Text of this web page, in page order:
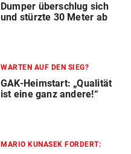
Dumper überschlug sich
und stürzte 30 Meter ab
WARTEN AUF DEN SIEG?
GAK-Heimstart: „Qualität
ist eine ganz andere!“
MARIO KUNASEK FORDERT: